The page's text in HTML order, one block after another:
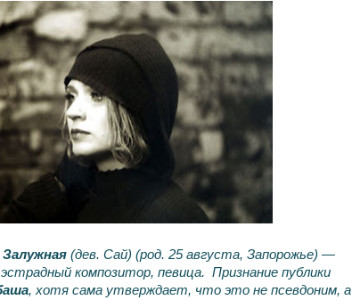
Залужная (дев. Сай) (род. 25 августа, Запорожье) —
композитор, певица. Признание публики
, хотя сама утверждает, что это не псевдоним, а